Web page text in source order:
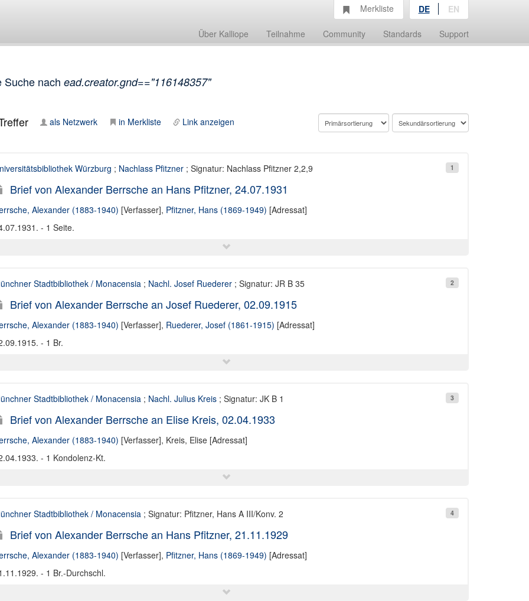
Über Kalliope Teilnahme Community Standards Support
Merkliste DE EN
Suche nach ead.creator.gnd=="116148357"
als Netzwerk in Merkliste Link anzeigen
1
Würzburg ; Nachlass Pfitzner; Signatur: Nachlass Pfitzner 2,2,9
Brief von Alexander Berrsche an Hans Pfitzner, 24.07.1931
Alexander (1883-1940) [Verfasser], Pfitzner, Hans (1869-1949) [Adressat]
- 1 Seite.
2
Stadtbibliothek / Monacensia; Nachl. Josef Ruederer; Signatur: JR B 35
Brief von Alexander Berrsche an Josef Ruederer, 02.09.1915
Alexander (1883-1940) [Verfasser], Ruederer, Josef (1861-1915) [Adressat]
- 1 Br.
3
Stadtbibliothek / Monacensia; Nachl. Julius Kreis; Signatur: JK B 1
Brief von Alexander Berrsche an Elise Kreis, 02.04.1933
Alexander (1883-1940) [Verfasser], Kreis, Elise [Adressat]
- 1 Kondolenz-Kt.
4
Stadtbibliothek / Monacensia; Signatur: Pfitzner, Hans A III/Konv. 2
Brief von Alexander Berrsche an Hans Pfitzner, 21.11.1929
Alexander (1883-1940) [Verfasser], Pfitzner, Hans (1869-1949) [Adressat]
- 1 Br.-Durchschl.